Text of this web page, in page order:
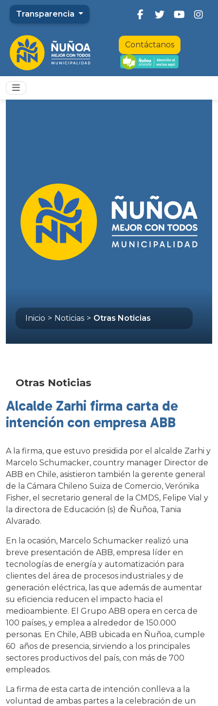
Transparencia
Contáctanos
Inicio > Noticias > Otras Noticias
Otras Noticias
Alcalde Zarhi firma carta de
intención con empresa ABB
A la firma, que estuvo presidida por el alcalde Zarhi y
Marcelo Schumacker, country manager Director de
ABB en Chile, asistieron también la gerente general
de la Cámara Chileno Suiza de Comercio, Verónika
Fisher, el secretario general de la CMDS, Felipe Vial y
la directora de Educación (s) de Ñuñoa, Tania
Alvarado.
En la ocasión, Marcelo Schumacker realizó una
breve presentación de ABB, empresa líder en
tecnologías de energía y automatización para
clientes del área de procesos industriales y de
generación eléctrica, las que además de aumentar
su eficiencia reducen el impacto hacia el
medioambiente. El Grupo ABB opera en cerca de
100 países, y emplea a alrededor de 150.000
personas. En Chile, ABB ubicada en Ñuñoa, cumple
60 años de presencia, sirviendo a los principales
sectores productivos del país, con más de 700
empleados.
La firma de esta carta de intención conlleva a la
voluntad de ambas partes a la celebración de un